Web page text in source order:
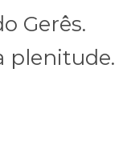
Gerês.
plenitude.